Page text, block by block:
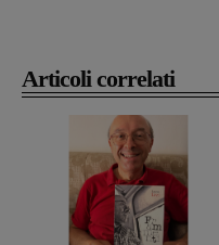
Articoli correlati